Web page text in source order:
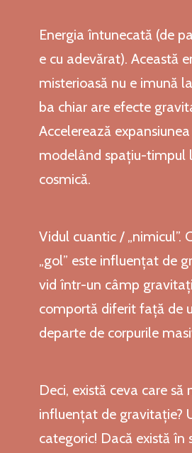
Energia întunecată (de
e cu adevărat). Această
misterioasă nu e imună
ba chiar are efecte
Accelerează
modelând spațiu-timpul
cosmică.
Vidul cuantic / „nimicul”.
„gol” este influențat de
vid într-un câmp
comportă diferit față de
departe de corpurile
Deci, există ceva care să
influențat de gravitație?
categoric! Dacă există în